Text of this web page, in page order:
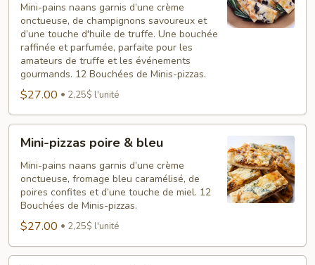
champignons
Mini-pains naans garnis d’une crème
onctueuse, de champignons savoureux et
d’une touche d'huile de truffe. Une bouchée
raffinée et parfumée, parfaite pour les
amateurs de truffe et les événements
gourmands. 12 Bouchées de Minis-pizzas.
$27.00 2,25$ l'unité
pizzas
poire
bleu
Mini-pizzas poire & bleu
Mini-pains naans garnis d’une crème
onctueuse, fromage bleu caramélisé, de
poires confites et d’une touche de miel. 12
Bouchées de Minis-pizzas.
$27.00 2,25$ l'unité